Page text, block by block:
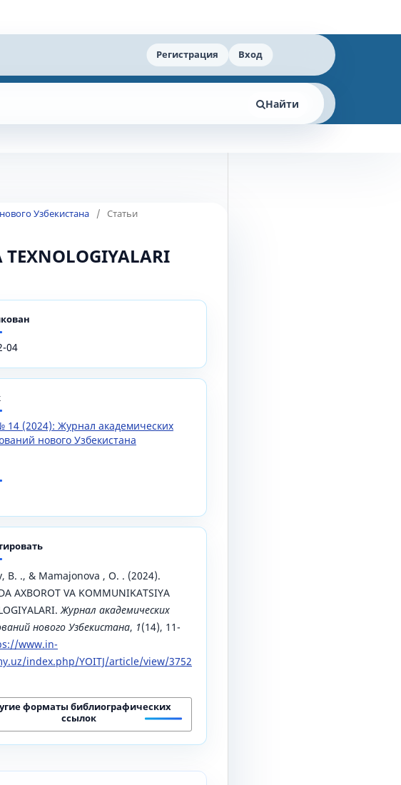
Регистрация Вход
Найти
Узбекистана / Статьи
04
14 (2024): Журнал академических
нового Узбекистана
B. ., & Mamajonova , O. . (2024).
AXBOROT VA KOMMUNIKATSIYA
Журнал академических
нового Узбекистана, 1(14), 11-
www.in-
index.php/YOITJ/article/view/3752
форматы библиографических
ссылок